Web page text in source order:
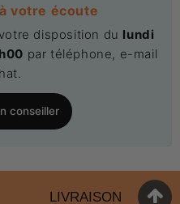
votre écoute
disposition du lundi
par téléphone, e-mail
conseiller
LIVRAISON